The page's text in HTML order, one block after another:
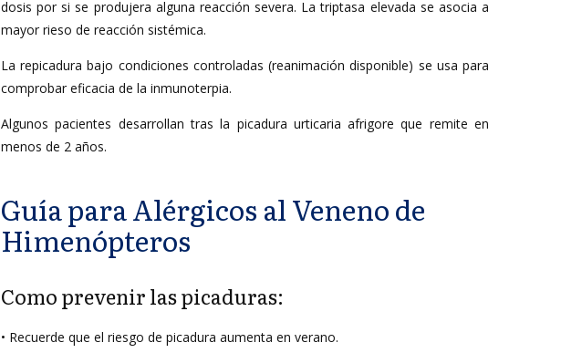
dosis por si se produjera alguna reacción severa. La triptasa elevada se asocia a
mayor rieso de reacción sistémica.
La repicadura bajo condiciones controladas (reanimación disponible) se usa para
comprobar eficacia de la inmunoterpia.
Algunos pacientes desarrollan tras la picadura urticaria afrigore que remite en
menos de 2 años.
Guía para Alérgicos al Veneno de
Himenópteros
Como prevenir las picaduras:
• Recuerde que el riesgo de picadura aumenta en verano.